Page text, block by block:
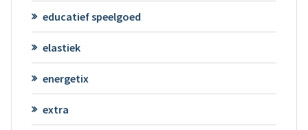
educatief speelgoed
elastiek
energetix
extra